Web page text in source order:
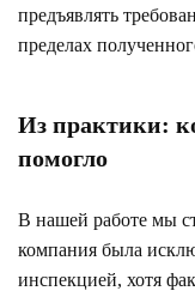
предъявлять
пределах
Из практики:
помогло
В нашей работе мы
компания была
инспекцией, хотя